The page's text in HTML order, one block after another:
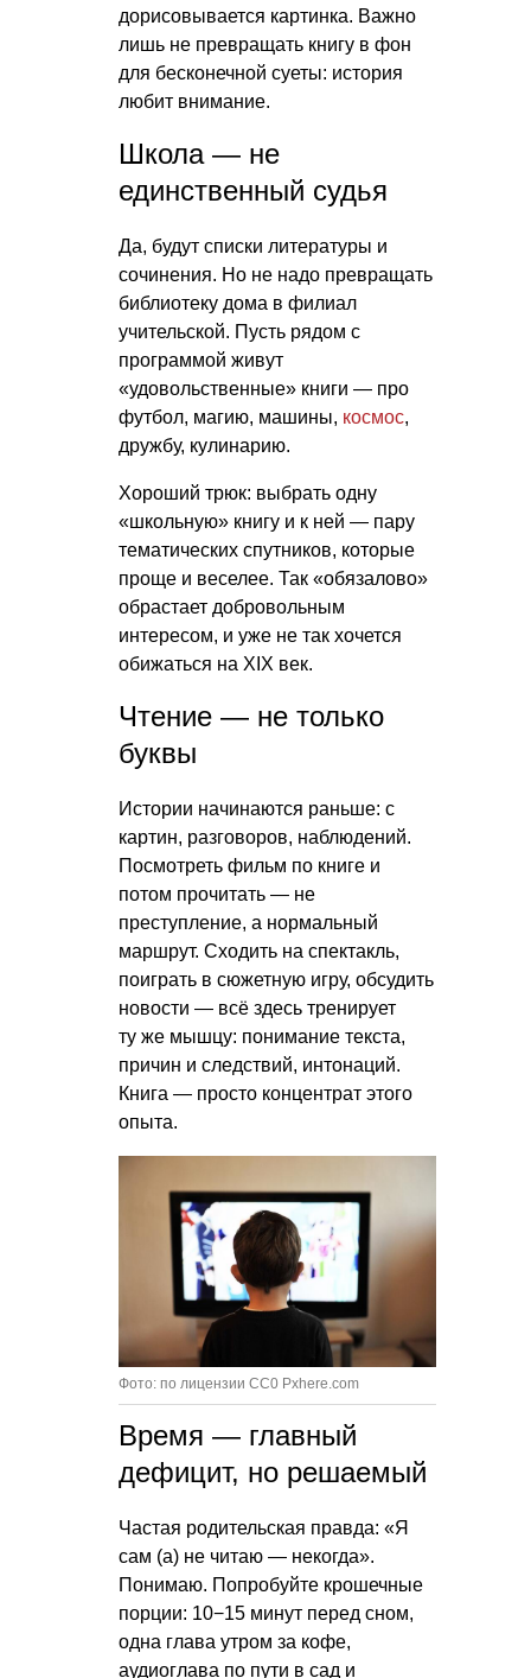
дорисовывается картинка. Важно
лишь не превращать книгу в фон
для бесконечной суеты: история
любит внимание.
Школа — не
единственный судья
Да, будут списки литературы и
сочинения. Но не надо превращать
библиотеку дома в филиал
учительской. Пусть рядом с
программой живут
«удовольственные» книги — про
футбол, магию, машины, космос,
дружбу, кулинарию.
Хороший трюк: выбрать одну
«школьную» книгу и к ней — пару
тематических спутников, которые
проще и веселее. Так «обязалово»
обрастает добровольным
интересом, и уже не так хочется
обижаться на XIX век.
Чтение — не только
буквы
Истории начинаются раньше: с
картин, разговоров, наблюдений.
Посмотреть фильм по книге и
потом прочитать — не
преступление, а нормальный
маршрут. Сходить на спектакль,
поиграть в сюжетную игру, обсудить
новости — всё здесь тренирует
ту же мышцу: понимание текста,
причин и следствий, интонаций.
Книга — просто концентрат этого
опыта.
Фото: по лицензии CC0 Pxhere.com
Время — главный
дефицит, но решаемый
Частая родительская правда: «Я
сам (а) не читаю — некогда».
Понимаю. Попробуйте крошечные
порции: 10−15 минут перед сном,
одна глава утром за кофе,
аудиоглава по пути в сад и